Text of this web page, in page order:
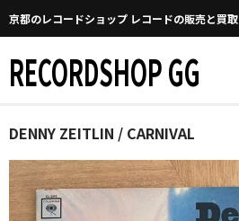
京都のレコードショップ レコードの販売と買取
RECORDSHOP GG
Home
マイページ
GGについて
DENNY ZEITLIN / CARNIVAL